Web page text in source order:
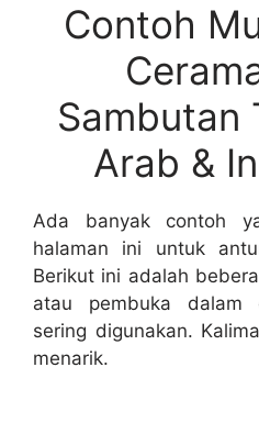
Contoh
Sambutan
Arab &
Ada banyak contoh
halaman ini untuk
Berikut ini adalah
atau pembuka dalam
sering digunakan.
menarik.